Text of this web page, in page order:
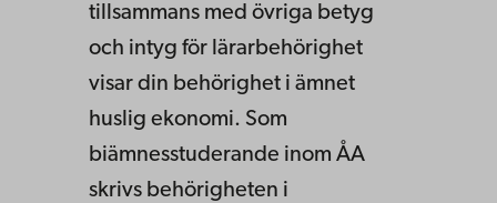
tillsammans med övriga betyg
och intyg för lärarbehörighet
visar din behörighet i ämnet
huslig ekonomi. Som
biämnesstuderande inom ÅA
skrivs behörigheten i